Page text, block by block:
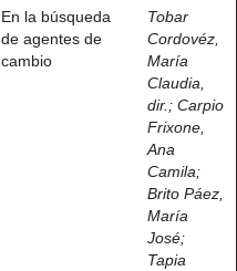
En la búsqueda
de agentes de
cambio
Tobar
Cordovéz,
María
Claudia,
dir. ; Carpio
Frixone,
Ana
Camila;
Brito Páez,
María
José;
Tapia